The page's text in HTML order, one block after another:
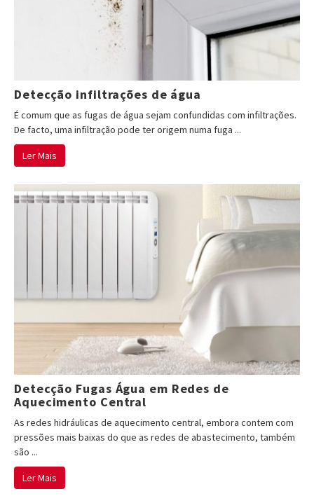
Detecção infiltrações de água
É comum que as fugas de água sejam confundidas com infiltrações.
De facto, uma infiltração pode ter origem numa fuga ...
Ler Mais
Detecção Fugas Água em Redes de
Aquecimento Central
As redes hidráulicas de aquecimento central, embora contem com
pressões mais baixas do que as redes de abastecimento, também
são ...
Ler Mais